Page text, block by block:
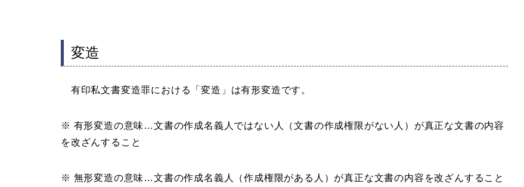
変造
有印私文書変造罪における「変造」は有形変造です。
※ 有形変造の意味…文書の作成名義人ではない人（文書の作成権限がない人）が真正な文書の内容
を改ざんすること
※ 無形変造の意味…文書の作成名義人（作成権限がある人）が真正な文書の内容を改ざんすること